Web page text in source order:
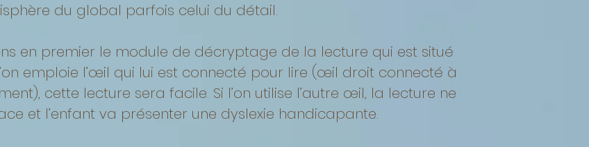
du global parfois celui du détail.
en premier le module de décryptage de la lecture qui est situé
emploie l’œil qui lui est connecté pour lire (œil droit connecté à
cette lecture sera facile. Si l’on utilise l’autre œil, la lecture ne
et l’enfant va présenter une dyslexie handicapante.